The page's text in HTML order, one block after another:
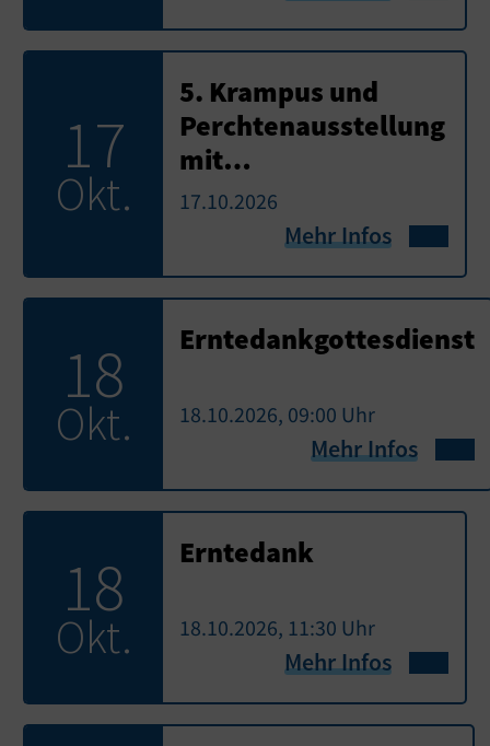
17
Okt.
5. Krampus und
Perchtenausstellung
mit…
17.10.2026
Mehr Infos
18
Okt.
Erntedankgottesdienst
18.10.2026, 09:00 Uhr
Mehr Infos
18
Okt.
Erntedank
18.10.2026, 11:30 Uhr
Mehr Infos